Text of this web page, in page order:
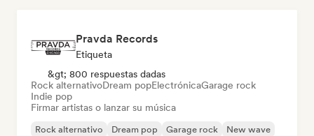
Pravda Records
Etiqueta
&gt; 800 respuestas dadas
Rock alternativoDream popElectrónicaGarage rock
Indie pop
Firmar artistas o lanzar su música
Rock alternativo Dream pop Garage rock
New wave